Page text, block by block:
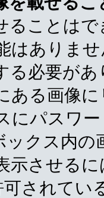
ることは
はありま
る必要が
ある画像
にパスワ
ックス内
示させる
可されて